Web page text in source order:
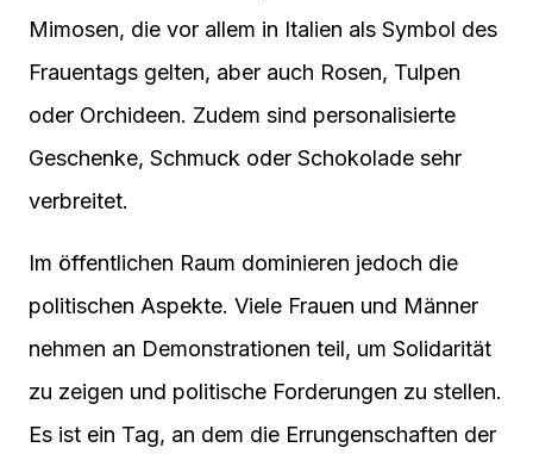
Mimosen, die vor allem in Italien als Symbol des
Frauentags gelten, aber auch Rosen, Tulpen
oder Orchideen. Zudem sind personalisierte
Geschenke, Schmuck oder Schokolade sehr
verbreitet.
Im öffentlichen Raum dominieren jedoch die
politischen Aspekte. Viele Frauen und Männer
nehmen an Demonstrationen teil, um Solidarität
zu zeigen und politische Forderungen zu stellen.
Es ist ein Tag, an dem die Errungenschaften der